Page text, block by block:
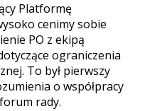
Platformę
cenimy sobie
PO z ekipą
ograniczenia
To był pierwszy
o współpracy
rady.